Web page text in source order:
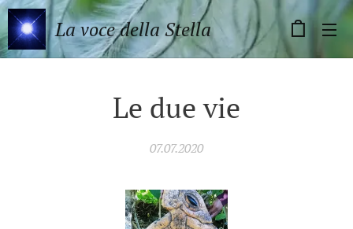
La voce della Stella
Le due vie
07.07.2020